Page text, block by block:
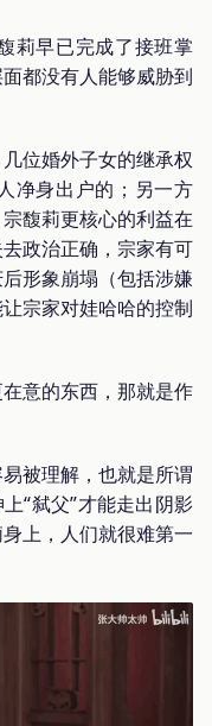
莉早已完成了接班掌
都没有人能够威胁到
位婚外子女的继承权
净身出户的；另一方
馥莉更核心的利益在
政治正确，宗家有可
形象崩塌（包括涉嫌
宗家对娃哈哈的控制
意的东西，那就是作
被理解，也就是所谓
“弑父”才能走出阴影
上，人们就很难第一